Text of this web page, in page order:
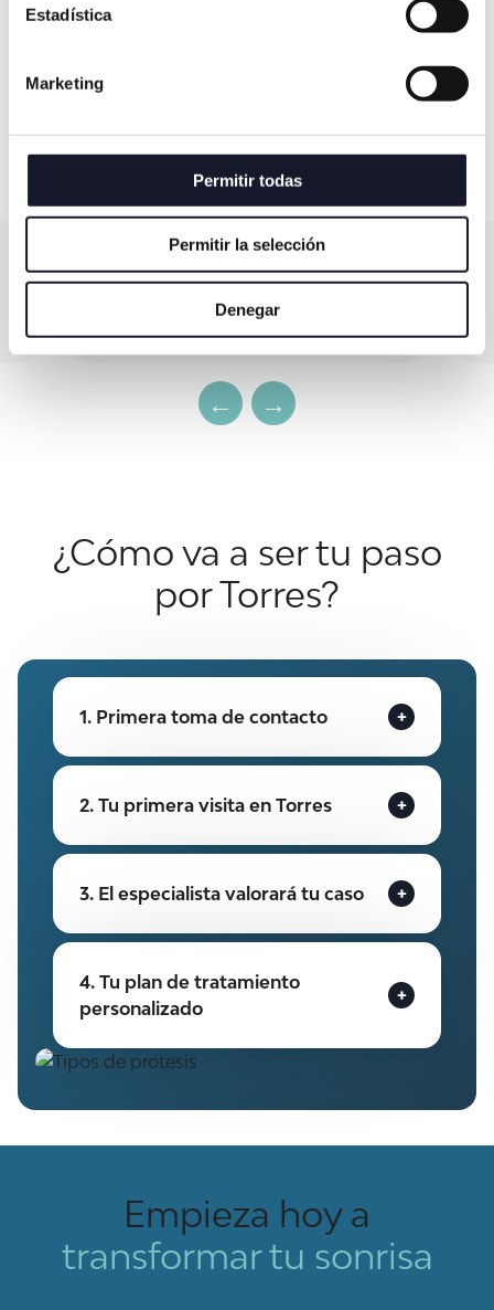
Estadística
Marketing
Permitir todas
Permitir la selección
Denegar
removibles podemos
realizar en Torres?
No esperes para cuidar tu salud bucodental
Quiero pedir una cita
Prótesis completas de
toda una arcada
¿Cómo va a ser tu paso
por Torres?
1. Primera toma de contacto
2. Tu primera visita en Torres
3. El especialista valorará tu caso
4. Tu plan de tratamiento
personalizado
Empieza hoy a
transformar tu sonrisa